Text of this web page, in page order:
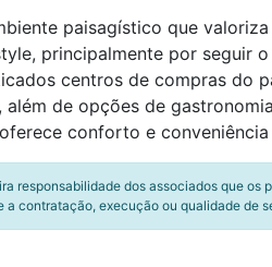
paisagístico que
principalmente por seguir
centros de compras do
de opções de
conforto e
responsabilidade dos associados que
contratação, execução ou qualidade de